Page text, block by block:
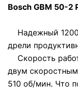
Bosch GBM 50-2
Надежный 1200
дрели
Скорость
двум
510 об/мин. Что